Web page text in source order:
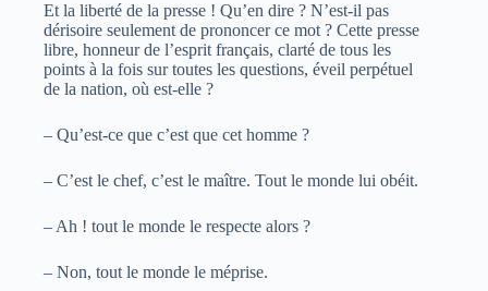
Et la liberté de la presse ! Qu’en dire ? N’est-il pas
dérisoire seulement de prononcer ce mot ? Cette presse
libre, honneur de l’esprit français, clarté de tous les
points à la fois sur toutes les questions, éveil perpétuel
de la nation, où est-elle ?
– Qu’est-ce que c’est que cet homme ?
– C’est le chef, c’est le maître. Tout le monde lui obéit.
– Ah ! tout le monde le respecte alors ?
– Non, tout le monde le méprise.